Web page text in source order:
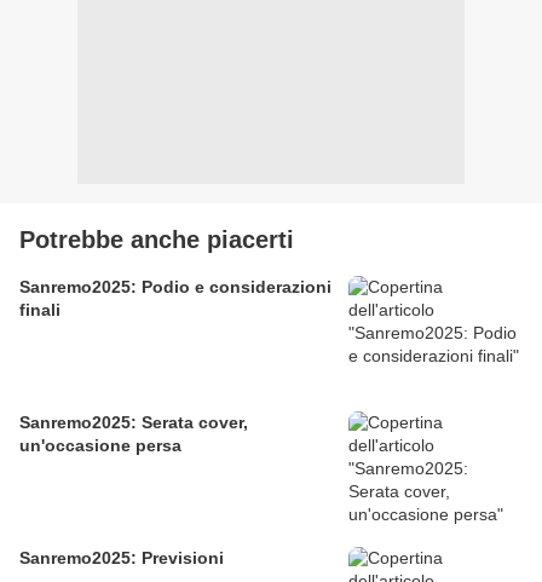
Potrebbe anche piacerti
Sanremo2025: Podio e considerazioni
finali
Sanremo2025: Serata cover,
un'occasione persa
Sanremo2025: Previsioni